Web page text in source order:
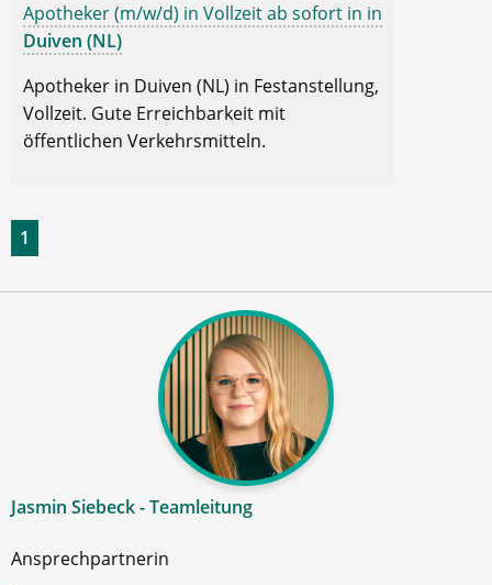
Apotheker (m/w/d) in Vollzeit ab sofort in in
Duiven (NL)
Apotheker in Duiven (NL) in Festanstellung,
Vollzeit. Gute Erreichbarkeit mit
öffentlichen Verkehrsmitteln.
1
Jasmin Siebeck - Teamleitung
Ansprechpartnerin